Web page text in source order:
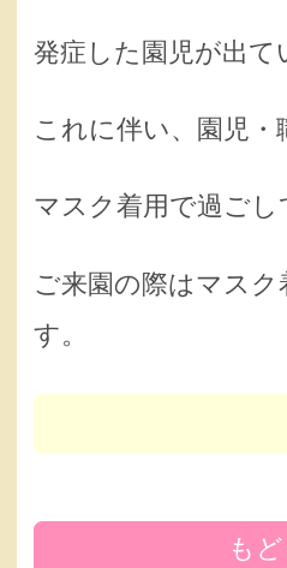
発症した園児が出て
これに伴い、園児・
マスク着用で過ごし
ご来園の際はマスク
す。
も